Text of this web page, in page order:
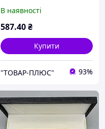
вставками) 249
В наявності
587.40₴
Купити
"ТОВАР-ПЛЮС" 93%